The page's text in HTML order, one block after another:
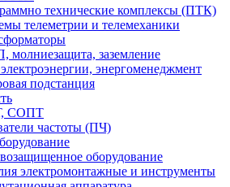
технические комплексы (ПТК)
телеметрии и телемеханики
молниезащита, заземление
энергоменеджмент
подстанция
СОПТ
частоты (ПЧ)
оборудование
электромонтажные и инструменты